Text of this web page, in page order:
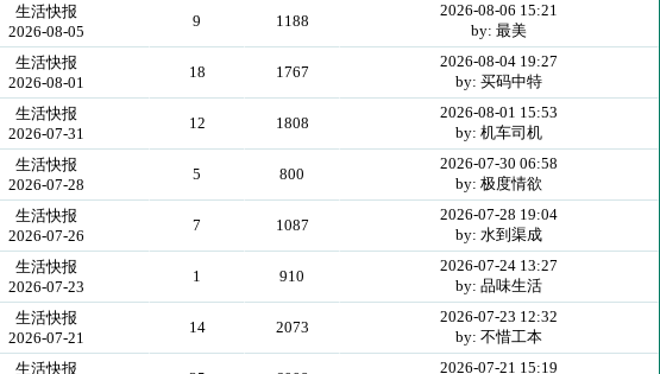
生活快报
2026-08-05
9 1188
2026-08-06 15:21
by: 最美
生活快报
2026-08-01
18 1767
2026-08-04 19:27
by: 买码中特
生活快报
2026-07-31
12 1808
2026-08-01 15:53
by: 机车司机
生活快报
2026-07-28
5 800
2026-07-30 06:58
by: 极度情欲
生活快报
2026-07-26
7 1087
2026-07-28 19:04
by: 水到渠成
生活快报
2026-07-23
1 910
2026-07-24 13:27
by: 品味生活
生活快报
2026-07-21
14 2073
2026-07-23 12:32
by: 不惜工本
生活快报
2026-07-21 15:19